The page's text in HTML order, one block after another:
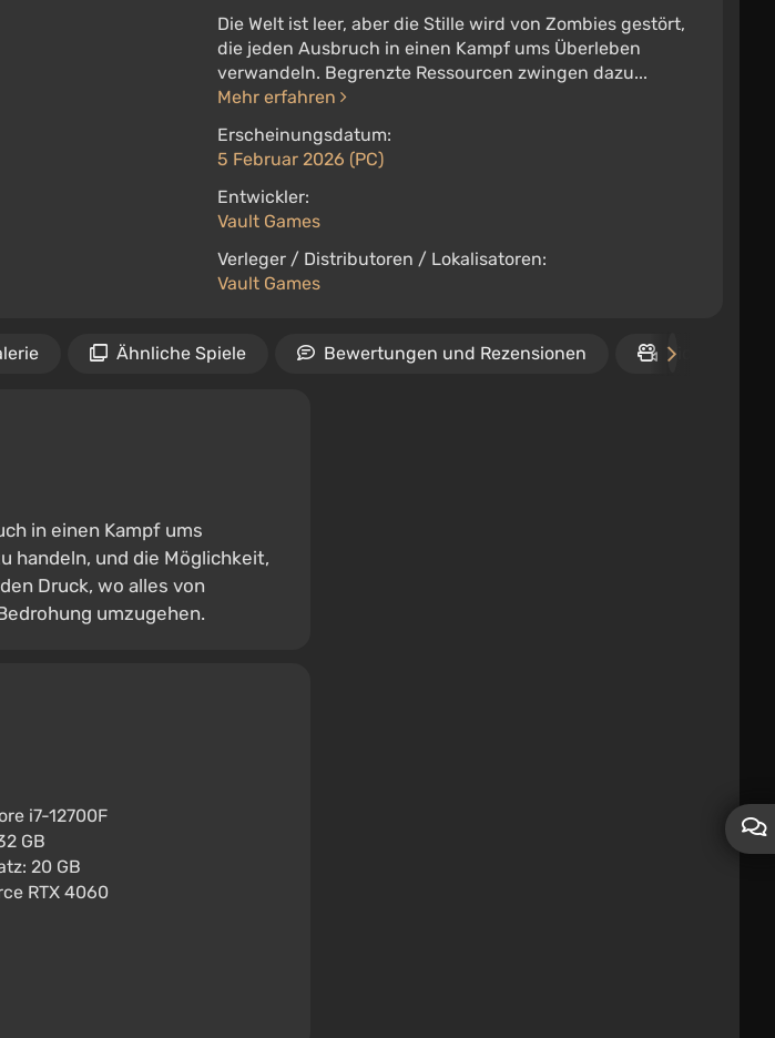
Die Welt ist leer, aber die Stille wird von Zombies gestört,
die jeden Ausbruch in einen Kampf ums Überleben
verwandeln. Begrenzte Ressourcen zwingen dazu...
Mehr erfahren
Erscheinungsdatum:
5 Februar 2026 (PC)
Entwickler:
Vault Games
Verleger / Distributoren / Lokalisatoren:
Vault Games
Ähnliche Spiele Bewertungen und Rezensionen Video
in einen Kampf ums
handeln, und die Möglichkeit,
Druck, wo alles von
umzugehen.
i7-12700F
GB
20 GB
RTX 4060